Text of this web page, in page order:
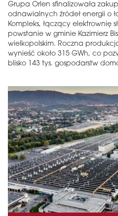
Grupa Orlen sfinalizowała
odnawialnych źródeł energii o
Kompleks, łączący elektrownię
powstanie w gminie Kazimierz
wielkopolskim. Roczna
wynieść około 315 GWh, co
blisko 143 tys. gospodarstw